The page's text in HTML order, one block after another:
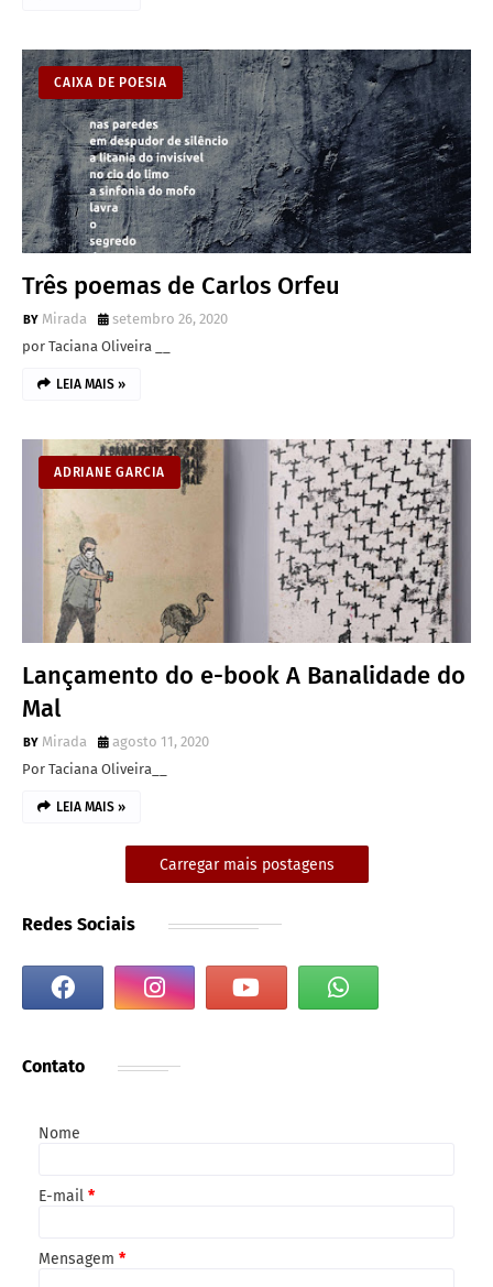
CAIXA DE POESIA
Três poemas de Carlos Orfeu
Mirada
setembro 26, 2020
por Taciana Oliveira __
LEIA MAIS »
ADRIANE GARCIA
Lançamento do e-book A Banalidade do
Mal
Mirada
agosto 11, 2020
Por Taciana Oliveira__
LEIA MAIS »
Carregar mais postagens
Redes Sociais
Contato
Nome
E-mail *
Mensagem *